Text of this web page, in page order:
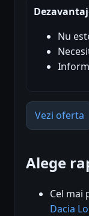
Nu
Vezi oferta
Alege
Cel mai
Dacia